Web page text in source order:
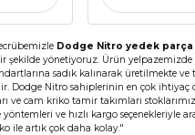
Dodge Nitro yedek parça
şekilde yönetiyoruz. Ürün
sadık kalınarak üretilmekte
Dodge Nitro sahiplerinin en çok ihtiyaç
ve cam kriko tamir takımları
ve hızlı kargo seçenekleriyle
ile artık çok daha kolay."